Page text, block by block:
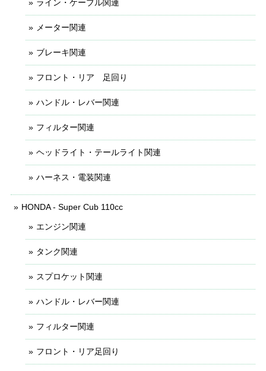
ライン・ケーブル関連
メーター関連
ブレーキ関連
フロント・リア 足回り
ハンドル・レバー関連
フィルター関連
ヘッドライト・テールライト関連
ハーネス・電装関連
HONDA - Super Cub 110cc
エンジン関連
タンク関連
スプロケット関連
ハンドル・レバー関連
フィルター関連
フロント・リア足回り